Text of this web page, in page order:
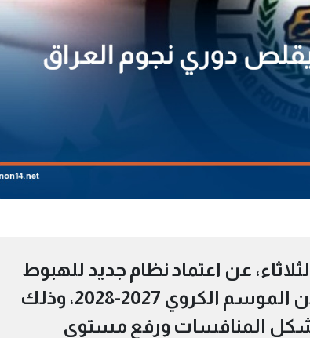
عن اعتماد نظام جديد للهبوط
والصعود في دوري نجوم العراق ابتداءً من الموسم الكروي 2027-2028، وذلك
المنافسات ورفع مستوى